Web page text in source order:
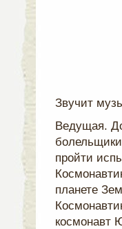
Звучит
Ведущая.
пройти
планете
космонавт